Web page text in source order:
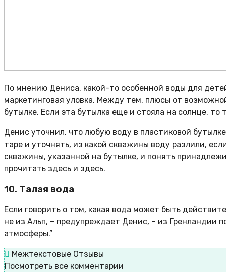
По мнению Дениса, какой-то особенной воды для
маркетинговая уловка. Между тем, плюсы от
бутылке. Если эта бутылка еще и стояла на солнце,
Денис уточнил, что любую воду в пластиковой
таре и уточнять, из какой скважины воду разлили,
скважины, указанной на бутылке, и понять
прочитать здесь и здесь.
10. Талая вода
Если говорить о том, какая вода может быть
не из Альп, – предупреждает Денис, – из Гренландии
атмосферы.”
Межтекстовые Отзывы
Посмотреть все комментарии